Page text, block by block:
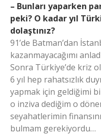
– Bunları yaparken
peki? O kadar yıl
dolaştınız?
91’de Batman’dan
kazanmayacağımı
Sonra Türkiye’de kriz
6 yıl hep rahatsızlık
yapmak için geldiğimi
o inziva dediğim o
seyahatlerimin
bulmam gerekiyordu…